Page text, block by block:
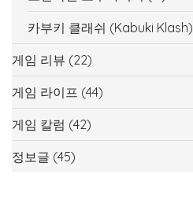
카부키 클래쉬 (Kabuki Klash)
게임 리뷰 (22)
게임 라이프 (44)
게임 칼럼 (42)
정보글 (45)